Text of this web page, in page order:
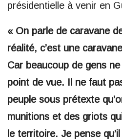
présidentielle à venir en
« On parle de caravane
réalité, c’est une
Car beaucoup de gens
point de vue. Il ne faut
peuple sous prétexte
munitions et des griots
le territoire. Je pense